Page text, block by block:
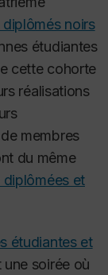
noirs
étudiantes
cette cohorte
réalisations
membres
du même
diplômées et
étudiantes et
une soirée où